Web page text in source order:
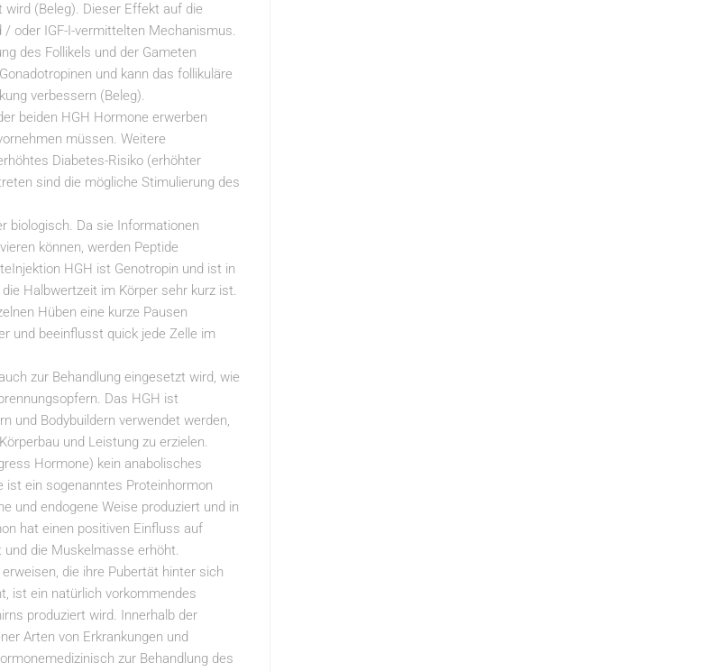
wird (Beleg). Dieser Effekt auf die
oder IGF-I-vermittelten Mechanismus.
des Follikels und der Gameten
und kann das follikuläre
verbessern (Beleg).
beiden HGH Hormone erwerben
müssen. Weitere
Diabetes-Risiko (erhöhter
sind die mögliche Stimulierung des
biologisch. Da sie Informationen
können, werden Peptide
HGH ist Genotropin und ist in
Halbwertzeit im Körper sehr kurz ist.
Hüben eine kurze Pausen
und beeinflusst quick jede Zelle im
zur Behandlung eingesetzt wird, wie
Das HGH ist
und Bodybuildern verwendet werden,
und Leistung zu erzielen.
Hormone) kein anabolisches
ist ein sogenanntes Proteinhormon
und endogene Weise produziert und in
hat einen positiven Einfluss auf
die Muskelmasse erhöht.
die ihre Pubertät hinter sich
ist ein natürlich vorkommendes
produziert wird. Innerhalb der
Arten von Erkrankungen und
zur Behandlung des